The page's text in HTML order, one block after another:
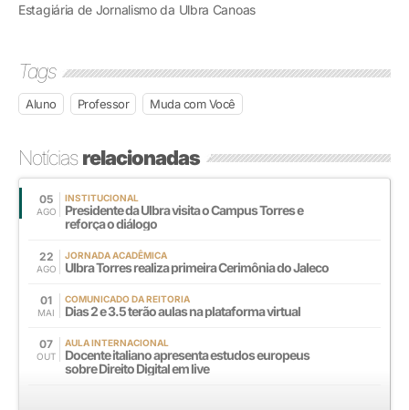
Estagiária de Jornalismo da Ulbra Canoas
Tags
Aluno Professor Muda com Você
Notíciasrelacionadas
05
AGO
INSTITUCIONAL
Presidente da Ulbra visita o Campus Torres e
reforça o diálogo
22
AGO
JORNADA ACADÊMICA
Ulbra Torres realiza primeira Cerimônia do Jaleco
01
MAI
COMUNICADO DA REITORIA
Dias 2 e 3.5 terão aulas na plataforma virtual
07
OUT
AULA INTERNACIONAL
Docente italiano apresenta estudos europeus
sobre Direito Digital em live